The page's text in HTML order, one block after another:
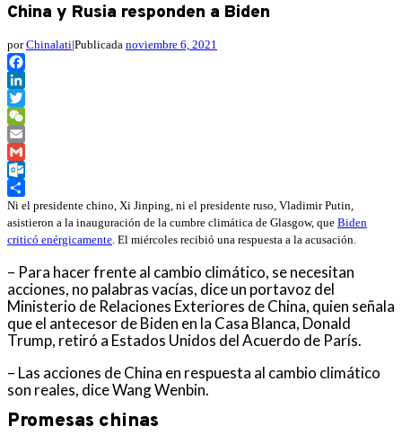
China y Rusia responden a Biden
porChinalati|Publicada noviembre 6, 2021
Facebook
LinkedIn
Twitter
WeChat
Email
Gmail
Outlook.com
Compartir
Ni el presidente chino, Xi Jinping, ni el presidente ruso, Vladimir Putin,
asistieron a la inauguración de la cumbre climática de Glasgow, que Biden
criticó enérgicamente . El miércoles recibió una respuesta a la acusación.
– Para hacer frente al cambio climático, se necesitan
acciones, no palabras vacías, dice un portavoz del
Ministerio de Relaciones Exteriores de China, quien señala
que el antecesor de Biden en la Casa Blanca, Donald
Trump, retiró a Estados Unidos del Acuerdo de París.
– Las acciones de China en respuesta al cambio climático
son reales, dice Wang Wenbin.
Promesas chinas